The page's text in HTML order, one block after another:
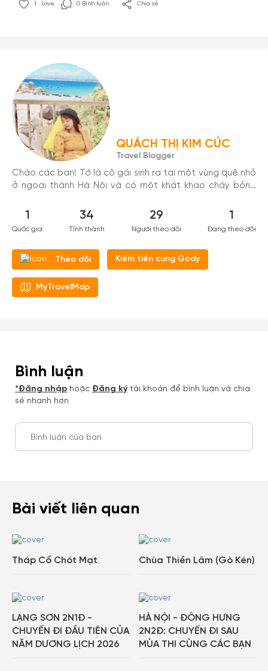
1 Love 0 Bình luận Chia sẻ
QUÁCH THỊ KIM CÚC
Travel Blogger
Chào các bạn! Tớ là cô gái sinh ra tại một vùng quê nhỏ
ở ngoại thành Hà Nội và có một khát khao cháy bỏng
chúng mình. Nhiều người nghĩ suy nghĩ đấy viển vông
nhưng ước mơ thì không bị đánh thuế nên tại sao không
nó. Dù không nhiều tớ cũng đã đặt chân đến một vài nơi
tươi đẹp và thấy tuổi trẻ của mình không bị hoang phí.
có những màu kí ức, những trải nhiệm lấp lánh như vậy!
Tớ yêu du lịch, ẩm thực và thích thể thao mạo hiểm....
1
Quốc gia
34
Tỉnh thành
29
Người theo dõi
1
Đang theo dõi
Theo dõi Kiếm tiền cùng Gody
MyTravelMap
Bình luận
*Đăng nhập hoặc Đăng ký tài khoản để bình luận và chia
sẻ nhanh hơn
Bình luận của bạn
Bài viết liên quan
Tháp Cổ Chót Mạt Chùa Thiền Lâm (Gò Kén)
LẠNG SƠN 2N1Đ -
CHUYẾN ĐI ĐẦU TIÊN CỦA
NĂM DƯƠNG LỊCH 2026
HÀ NỘI - ĐÔNG HƯNG
2N2Đ: CHUYẾN ĐI SAU
MÙA THI CÙNG CÁC BẠN
Hoặc đăng nhập bằng
Đăng nhập
Facebook